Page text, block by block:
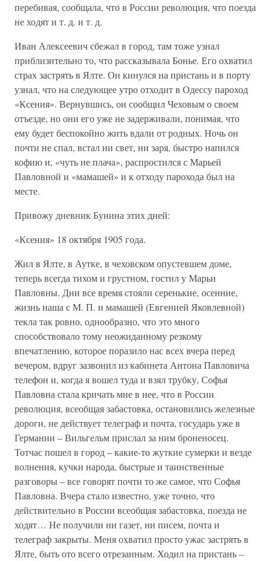
перебивая, сообщала, что в России революция, что поезда
не ходят и т. д. и т. д.
Иван Алексеевич сбежал в город, там тоже узнал
приблизительно то, что рассказывала Бонье. Его охватил
страх застрять в Ялте. Он кинулся на пристань и в порту
узнал, что на следующее утро отходит в Одессу пароход
«Ксения». Вернувшись, он сообщил Чеховым о своем
отъезде, но они его уже не задерживали, понимая, что
ему будет беспокойно жить вдали от родных. Ночь он
почти не спал, встал ни свет, ни заря, быстро напился
кофию и, «чуть не плача», распростился с Марьей
Павловной и «мамашей» и к отходу парохода был на
месте.
Привожу дневник Бунина этих дней:
«Ксения» 18 октября 1905 года.
Жил в Ялте, в Аутке, в чеховском опустевшем доме,
теперь всегда тихом и грустном, гостил у Марьи
Павловны. Дни все время стояли серенькие, осенние,
жизнь наша с М. П. и мамашей (Евгенией Яковлевной)
текла так ровно, однообразно, что это много
способствовало тому неожиданному резкому
впечатлению, которое поразило нас всех вчера перед
вечером, вдруг зазвонил из кабинета Антона Павловича
телефон и, когда я вошел туда и взял трубку, Софья
Павловна стала кричать мне в нее, что в России
революция, всеобщая забастовка, остановились железные
дороги, не действует телеграф и почта, государь уже в
Германии – Вильгельм прислал за ним броненосец.
Тотчас пошел в город – какие-то жуткие сумерки и везде
волнения, кучки народа, быстрые и таинственные
разговоры – все говорят почти то же самое, что Софья
Павловна. Вчера стало известно, уже точно, что
действительно в России всеобщая забастовка, поезда не
ходят… Не получили ни газет, ни писем, почта и
телеграф закрыты. Меня охватил просто ужас застрять в
Ялте, быть ото всего отрезанным. Ходил на пристань –